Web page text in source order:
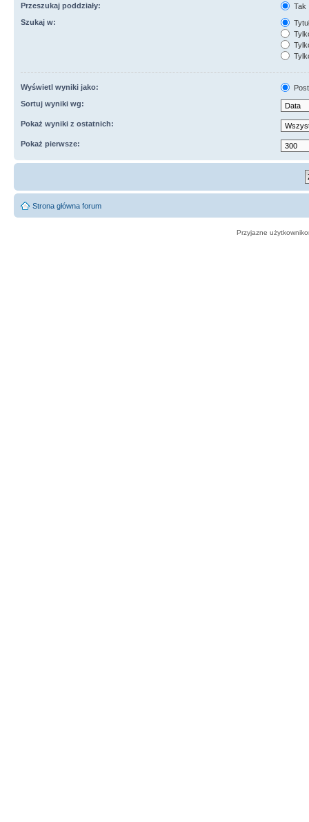
Przeszukaj poddziały:
Tak
Szukaj w:
Wyświetl wyniki jako:
Sortuj wyniki wg:
Pokaż wyniki z ostatnich:
Pokaż pierwsze:
Strona główna forum
Przyjazne